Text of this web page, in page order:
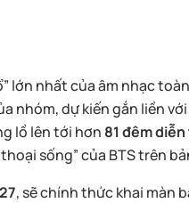
lớn nhất của âm nhạc
nhóm, dự kiến gắn liền
lồ lên tới hơn 81 đêm
sống” của BTS trên
, sẽ chính thức khai màn